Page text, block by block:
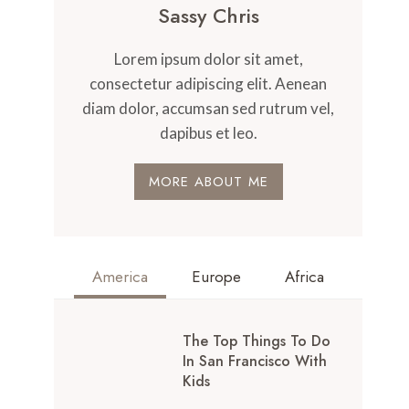
Sassy Chris
Lorem ipsum dolor sit amet,
consectetur adipiscing elit. Aenean
diam dolor, accumsan sed rutrum vel,
dapibus et leo.
MORE ABOUT ME
America Europe Africa
The Top Things To Do
In San Francisco With
Kids